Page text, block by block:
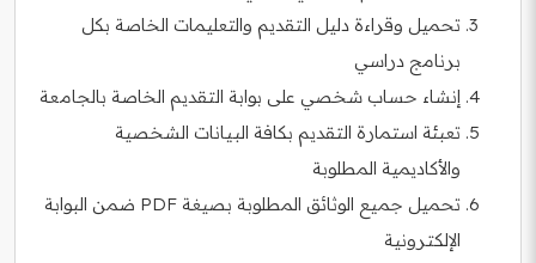
تحميل وقراءة دليل التقديم والتعليمات الخاصة بكل
برنامج دراسي
إنشاء حساب شخصي على بوابة التقديم الخاصة بالجامعة
تعبئة استمارة التقديم بكافة البيانات الشخصية
والأكاديمية المطلوبة
تحميل جميع الوثائق المطلوبة بصيغة PDF ضمن البوابة
الإلكترونية